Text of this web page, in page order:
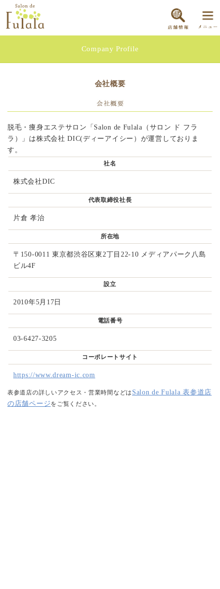
Company Profile
会社概要
脱毛・痩身エステサロン「Salon de Fulala（サロン ド フラ
ラ）」は株式会社 DIC(ディーアイシー）が運営しておりま
す。
社名
株式会社DIC
代表取締役社長
片倉 孝治
所在地
〒150-0011 東京都渋谷区東2丁目22-10 メディアパーク八島
ビル4F
設立
2010年5月17日
電話番号
03-6427-3205
コーポレートサイト
https://www.dream-ic.com
表参道店の詳しいアクセス・営業時間などは Salon de Fulala 表参道店
の店舗ページをご覧ください。